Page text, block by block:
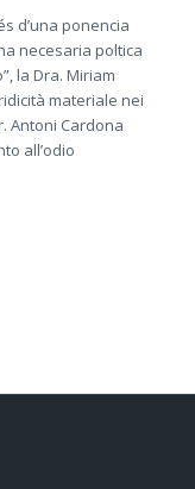
d’una ponencia
necesaria poltica
la Dra. Miriam
materiale nei
Antoni Cardona
all’odio